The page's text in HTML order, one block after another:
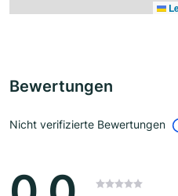
Bewertungen
Nicht verifizierte Bewertungen